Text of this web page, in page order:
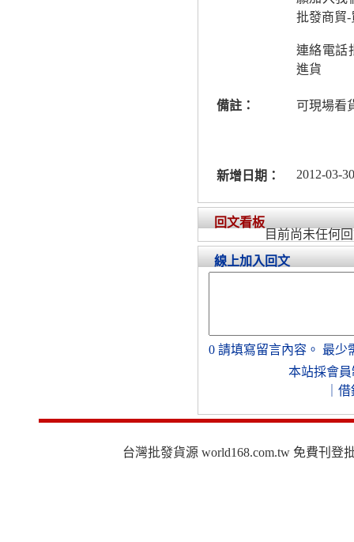
批發商貿
連絡電話
進貨
備註： 可現場看
新增日期： 2012-03-
回文看板
目前尚未任何
線上加入回文
0 請填寫留言內容。 最少
本站採會員
借
台灣批發貨源 world168.com.tw 免費刊登